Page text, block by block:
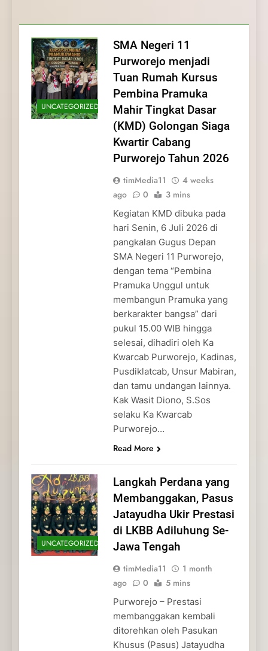
dan Pengabdian Generasi
Pramuka
Pramuka
Kepedulian
UNCATEGORIZED
SMA Negeri 11
Purworejo menjadi
Tuan Rumah Kursus
Pembina Pramuka
Mahir Tingkat Dasar
(KMD) Golongan Siaga
Kwartir Cabang
Purworejo Tahun 2026
timMedia11
4 weeks
ago
0 3 mins
Kegiatan KMD dibuka pada
hari Senin, 6 Juli 2026 di
pangkalan Gugus Depan
SMA Negeri 11 Purworejo,
dengan tema “Pembina
Pramuka Unggul untuk
membangun Pramuka yang
berkarakter bangsa” dari
pukul 15.00 WIB hingga
selesai, dihadiri oleh Ka
Kwarcab Purworejo, Kadinas,
Pusdiklatcab, Unsur Mabiran,
dan tamu undangan lainnya.
Kak Wasit Diono, S.Sos
selaku Ka Kwarcab
Purworejo…
Read More
UNCATEGORIZED
Langkah Perdana yang
Membanggakan, Pasus
Jatayudha Ukir Prestasi
di LKBB Adiluhung Se-
Jawa Tengah
timMedia11
1 month
ago
0 5 mins
Purworejo – Prestasi
membanggakan kembali
ditorehkan oleh Pasukan
Khusus (Pasus) Jatayudha